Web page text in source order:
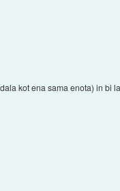
kot ena sama enota) in bi